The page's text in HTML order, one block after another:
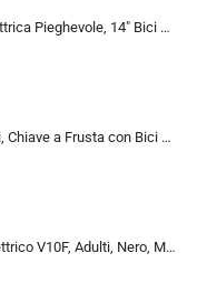
Finbike U1/EB1 Bici Elettrica Pieghevole, 14″ Bici Elettrica da 280.8 WH Batteria, Autonomia di 40 KM, Motore 250W, E-Bike…
Homord Kit Attrezzi Bici, Chiave a Frusta con Bici Chiave Pacco Pignoni, Kit Catena Bici Frusta per Catena Freewheel Removal
Inmotion Monociclo Elettrico V10F, Adulti, Nero, Motore 2000W, Autonomia Fino a 75km, 25lm/h, Pneumatico Gonfiabile 16″, Blue